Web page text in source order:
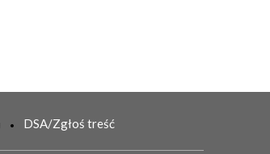
DSA/Zgłoś treść